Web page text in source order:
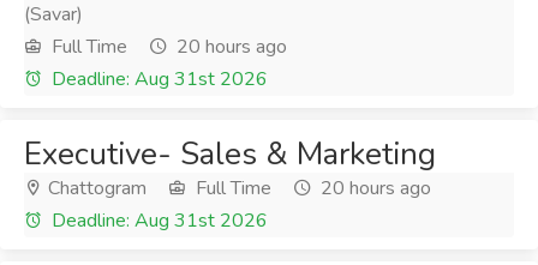
(Savar)
Full Time
20 hours ago
Deadline: Aug 31st 2026
Executive- Sales & Marketing
Chattogram Full Time
20 hours ago
Deadline: Aug 31st 2026